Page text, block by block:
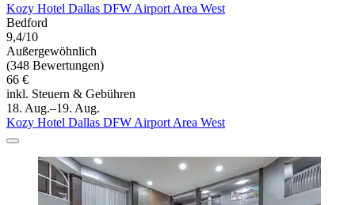
Kozy Hotel Dallas DFW Airport Area West
Bedford
9,4/10
Außergewöhnlich
(348 Bewertungen)
66 €
inkl. Steuern & Gebühren
18. Aug.–19. Aug.
Kozy Hotel Dallas DFW Airport Area West